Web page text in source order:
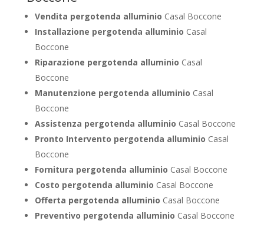
Vendita pergotenda alluminio Casal Boccone
Installazione pergotenda alluminio Casal
Boccone
Riparazione pergotenda alluminio Casal
Boccone
Manutenzione pergotenda alluminio Casal
Boccone
Assistenza pergotenda alluminio Casal Boccone
Pronto Intervento pergotenda alluminio Casal
Boccone
Fornitura pergotenda alluminio Casal Boccone
Costo pergotenda alluminio Casal Boccone
Offerta pergotenda alluminio Casal Boccone
Preventivo pergotenda alluminio Casal Boccone